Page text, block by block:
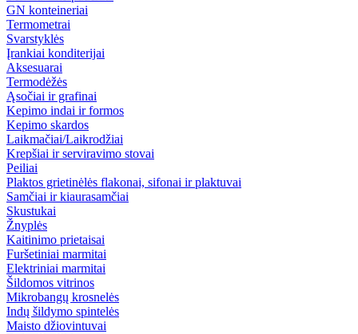
GN konteineriai
Termometrai
Svarstyklės
Įrankiai konditerijai
Aksesuarai
Termodėžės
Ąsočiai ir grafinai
Kepimo indai ir formos
Kepimo skardos
Laikmačiai/Laikrodžiai
Krepšiai ir serviravimo stovai
Peiliai
Plaktos grietinėlės flakonai, sifonai ir plaktuvai
Samčiai ir kiaurasamčiai
Skustukai
Žnyplės
Kaitinimo prietaisai
Furšetiniai marmitai
Elektriniai marmitai
Šildomos vitrinos
Mikrobangų krosnelės
Indų šildymo spintelės
Maisto džiovintuvai